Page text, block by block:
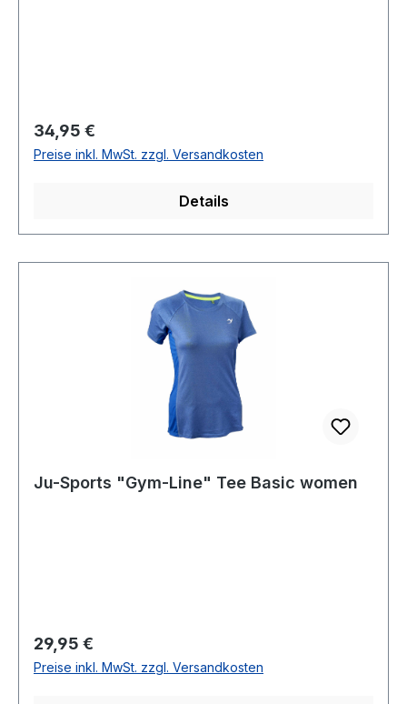
Regulärer Preis:
34,95 €
Preise inkl. MwSt. zzgl. Versandkosten
Details
Ju-Sports "Gym-Line" Tee Basic women
Regulärer Preis:
29,95 €
Preise inkl. MwSt. zzgl. Versandkosten